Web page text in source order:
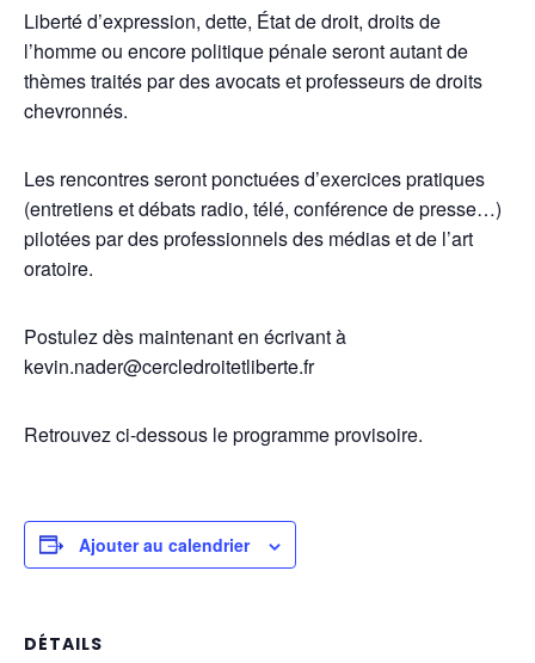
Liberté d’expression, dette, État de droit, droits de
l’homme ou encore politique pénale seront autant de
thèmes traités par des avocats et professeurs de droits
chevronnés.
Les rencontres seront ponctuées d’exercices pratiques
(entretiens et débats radio, télé, conférence de presse…)
pilotées par des professionnels des médias et de l’art
oratoire.
Postulez dès maintenant en écrivant à
kevin.nader@cercledroitetliberte.fr
Retrouvez ci-dessous le programme provisoire.
Ajouter au calendrier
DÉTAILS